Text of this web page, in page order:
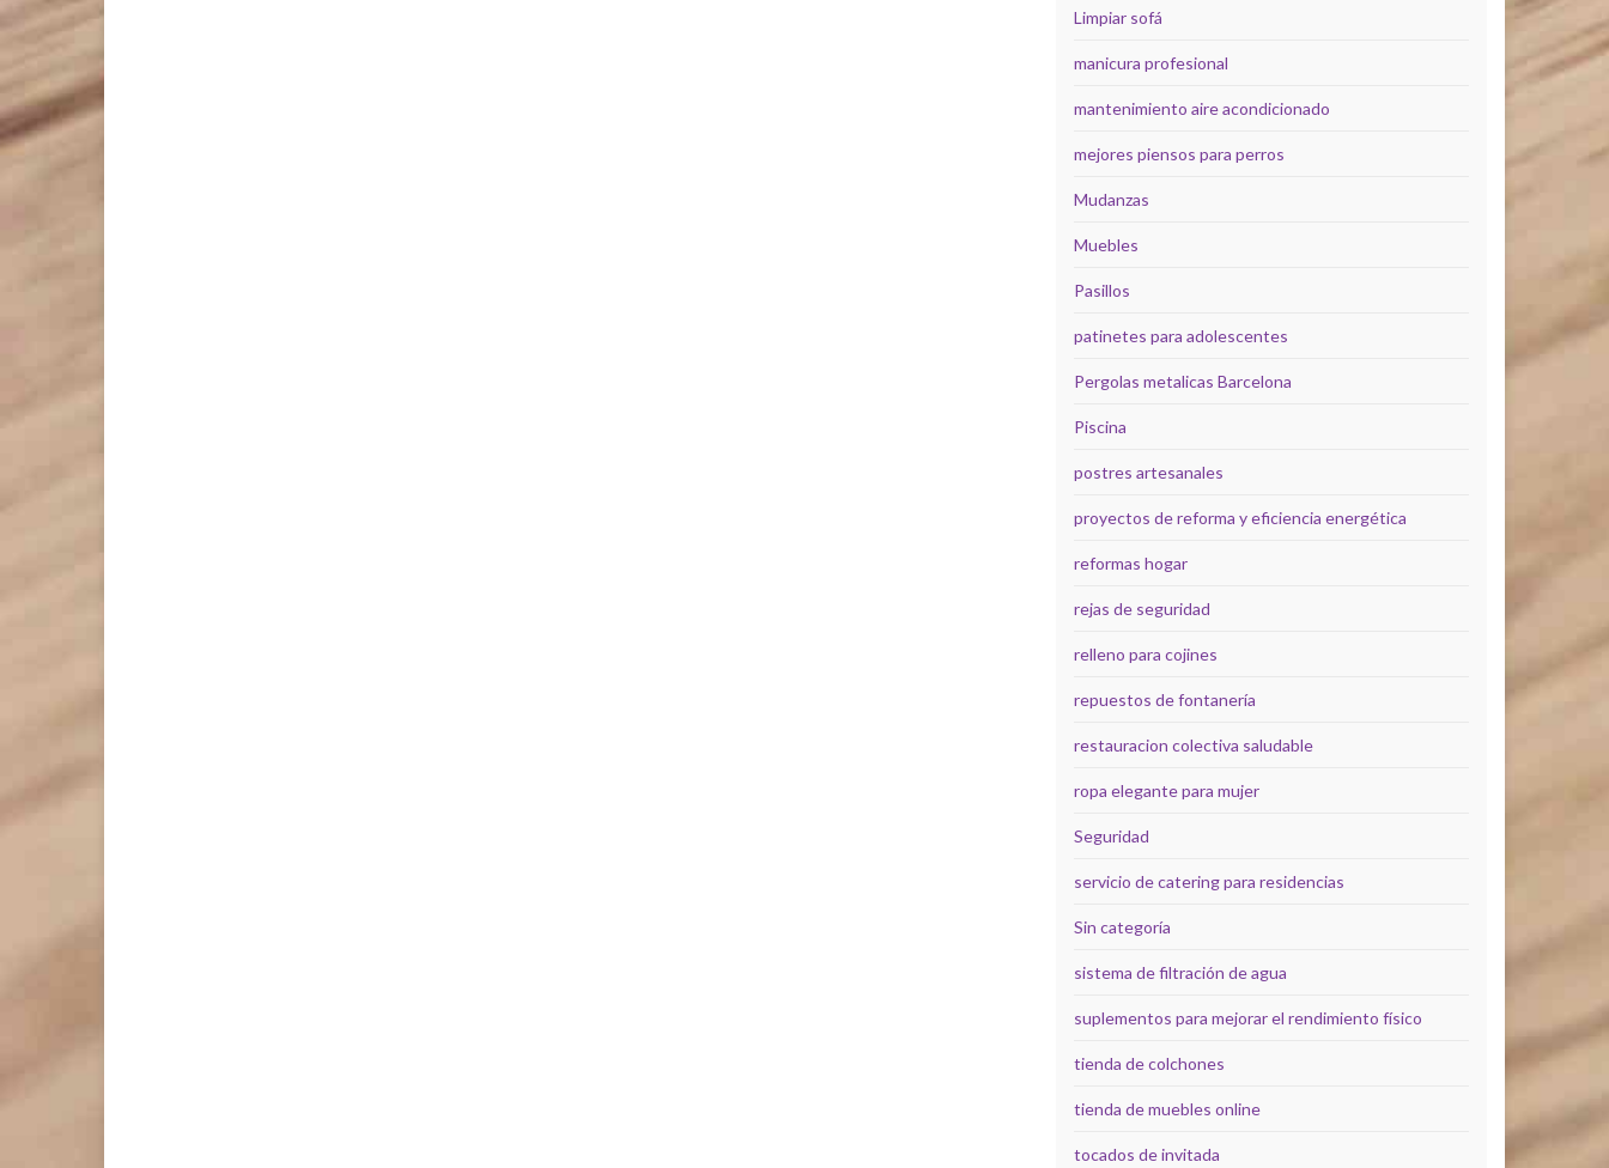
Limpiar sofá
manicura profesional
mantenimiento aire acondicionado
mejores piensos para perros
Mudanzas
Muebles
Pasillos
patinetes para adolescentes
Pergolas metalicas Barcelona
Piscina
postres artesanales
proyectos de reforma y eficiencia energética
reformas hogar
rejas de seguridad
relleno para cojines
repuestos de fontanería
restauracion colectiva saludable
ropa elegante para mujer
Seguridad
servicio de catering para residencias
Sin categoría
sistema de filtración de agua
suplementos para mejorar el rendimiento físico
tienda de colchones
tienda de muebles online
tocados de invitada